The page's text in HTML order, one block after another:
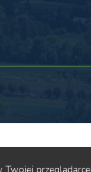
przeglądarce.